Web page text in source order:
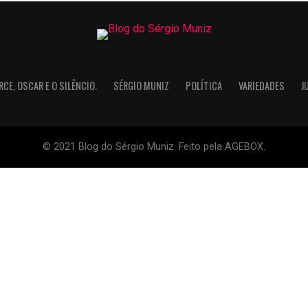
OSCAR E O SILÊNCIO. SÉRGIO MUNIZ POLÍTICA VARIEDADES
© 2021 Blog do Sérgio Muniz. Feito pela AGEBOX.